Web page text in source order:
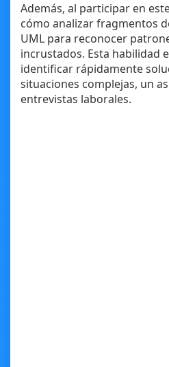
Además, al participar en
cómo analizar fragmentos
UML para reconocer
incrustados. Esta habilidad
identificar rápidamente
situaciones complejas, un
entrevistas laborales.